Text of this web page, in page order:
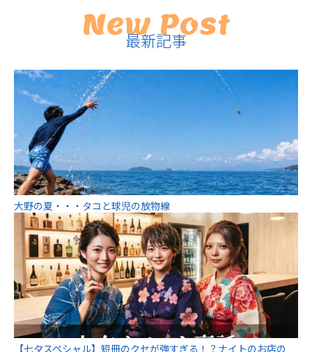
New Post
最新記事
大野の夏・・・タコと球児の放物線
【七夕スペシャル】短冊のクセが強すぎる！？ナイトのお店の